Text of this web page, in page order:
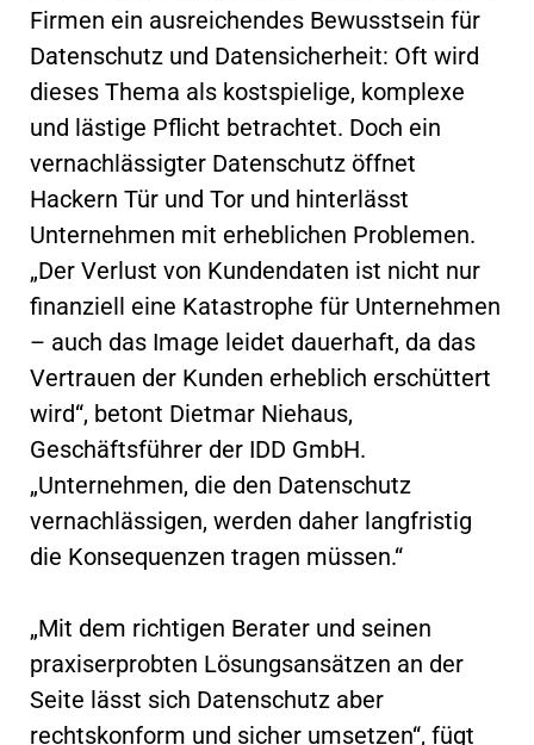
Firmen ein ausreichendes Bewusstsein für
Datenschutz und Datensicherheit: Oft wird
dieses Thema als kostspielige, komplexe
und lästige Pflicht betrachtet. Doch ein
vernachlässigter Datenschutz öffnet
Hackern Tür und Tor und hinterlässt
Unternehmen mit erheblichen Problemen.
„Der Verlust von Kundendaten ist nicht nur
finanziell eine Katastrophe für Unternehmen
– auch das Image leidet dauerhaft, da das
Vertrauen der Kunden erheblich erschüttert
wird“, betont Dietmar Niehaus,
Geschäftsführer der IDD GmbH.
„Unternehmen, die den Datenschutz
vernachlässigen, werden daher langfristig
die Konsequenzen tragen müssen.“
„Mit dem richtigen Berater und seinen
praxiserprobten Lösungsansätzen an der
Seite lässt sich Datenschutz aber
rechtskonform und sicher umsetzen“, fügt